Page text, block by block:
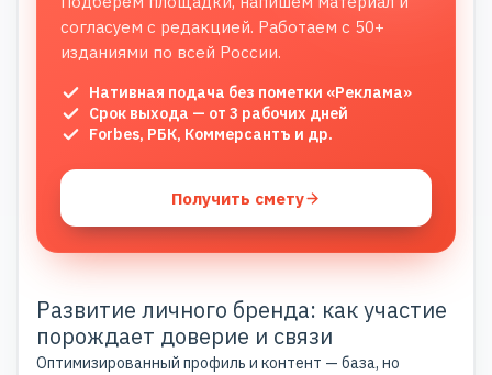
согласуем с редакцией. Работаем с 50+
изданиями по всей России.
Нативная подача без пометки «Реклама»
Срок выхода — от 3 рабочих дней
Forbes, РБК, Коммерсантъ и др.
Получить смету
Развитие личного бренда: как участие
порождает доверие и связи
Оптимизированный профиль и контент — база, но